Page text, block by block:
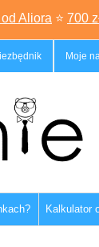
od Aliora ⭐ 700
Moje
Kalkulator